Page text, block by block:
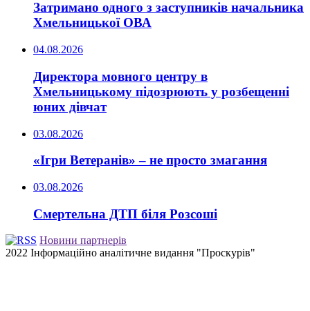
Затримано одного з заступників начальника
Хмельницької ОВА
04.08.2026
Директора мовного центру в
Хмельницькому підозрюють у розбещенні
юних дівчат
03.08.2026
«Ігри Ветеранів» – не просто змагання
03.08.2026
Смертельна ДТП біля Розсоші
Новини партнерів
2022 Інформаційно аналітичне видання "Проскурів"